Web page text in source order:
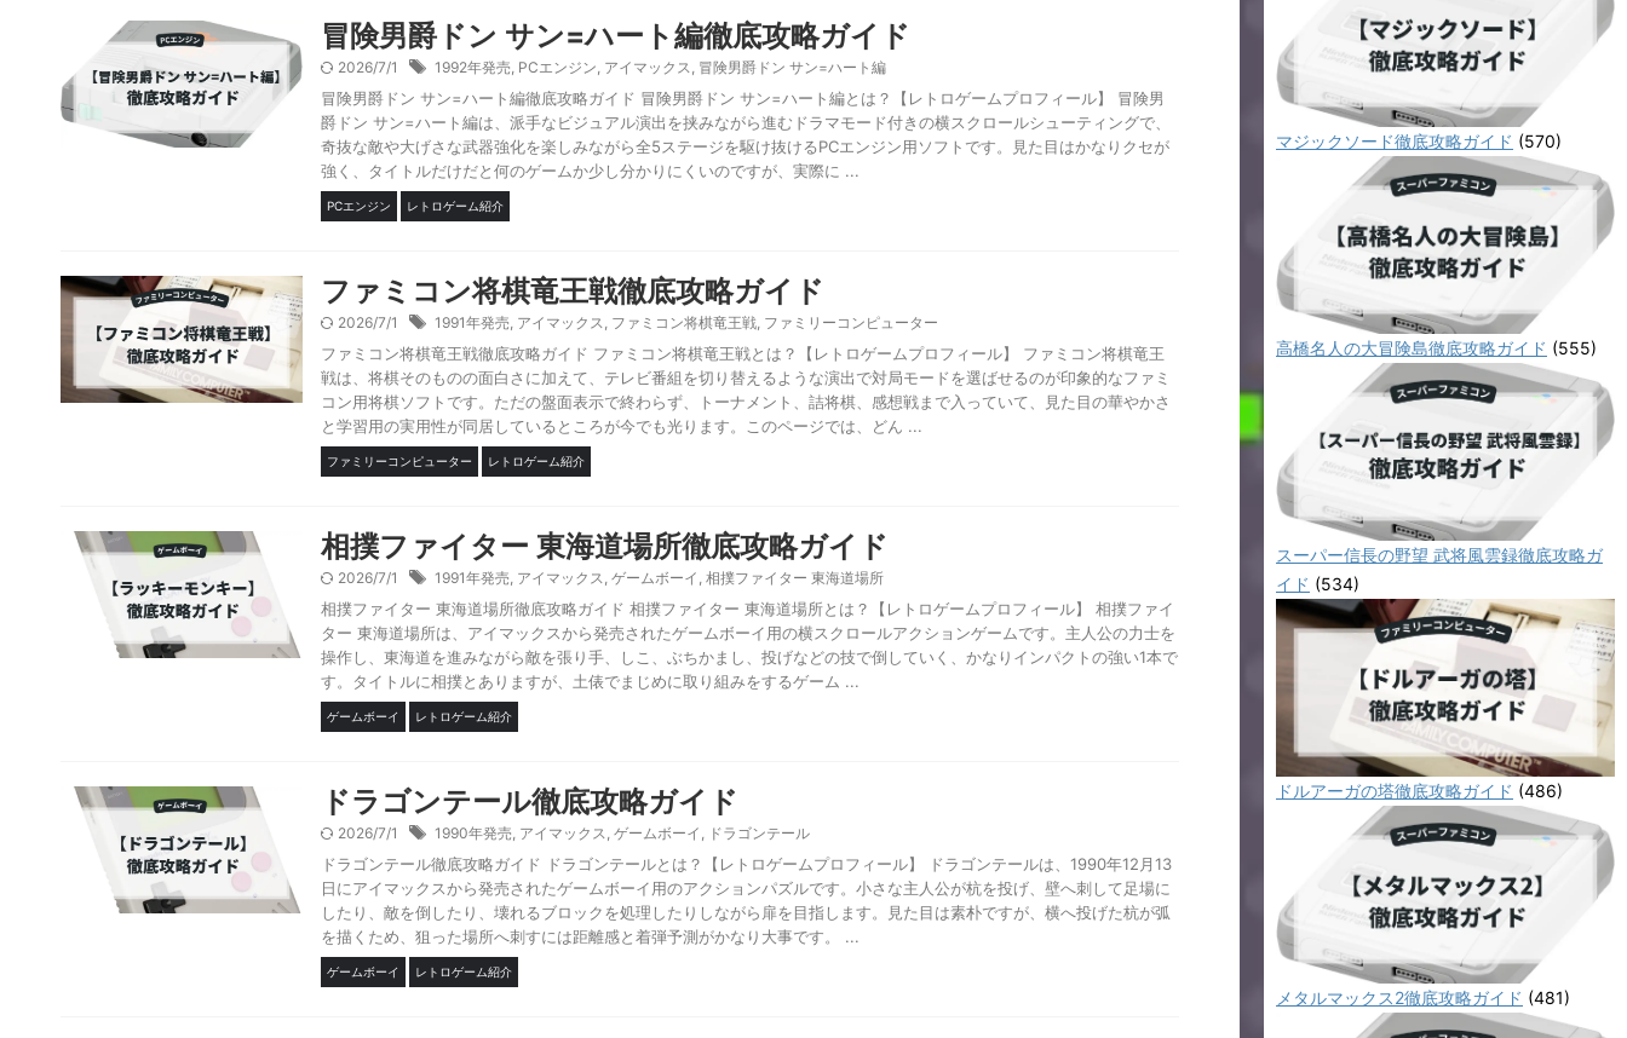
冒険男爵ドン サン=ハート編徹底攻略ガイド
2026/7/1 1992年発売, PCエンジン, アイマックス, 冒険男爵ドン サン=ハート編
冒険男爵ドン サン=ハート編徹底攻略ガイド 冒険男爵ドン サン=ハート編とは？【レトロゲームプロフィール】 冒険男
爵ドン サン=ハート編は、派手なビジュアル演出を挟みながら進むドラマモード付きの横スクロールシューティングで、
奇抜な敵や大げさな武器強化を楽しみながら全5ステージを駆け抜けるPCエンジン用ソフトです。見た目はかなりクセが
強く、タイトルだけだと何のゲームか少し分かりにくいのですが、実際に ...
PCエンジン レトロゲーム紹介
ファミコン将棋竜王戦徹底攻略ガイド
2026/7/1 1991年発売, アイマックス, ファミコン将棋竜王戦, ファミリーコンピューター
ファミコン将棋竜王戦徹底攻略ガイド ファミコン将棋竜王戦とは？【レトロゲームプロフィール】 ファミコン将棋竜王
戦は、将棋そのものの面白さに加えて、テレビ番組を切り替えるような演出で対局モードを選ばせるのが印象的なファミ
コン用将棋ソフトです。ただの盤面表示で終わらず、トーナメント、詰将棋、感想戦まで入っていて、見た目の華やかさ
と学習用の実用性が同居しているところが今でも光ります。このページでは、どん ...
ファミリーコンピューター レトロゲーム紹介
相撲ファイター 東海道場所徹底攻略ガイド
2026/7/1 1991年発売, アイマックス, ゲームボーイ , 相撲ファイター 東海道場所
相撲ファイター 東海道場所徹底攻略ガイド 相撲ファイター 東海道場所とは？【レトロゲームプロフィール】 相撲ファイ
ター 東海道場所は、アイマックスから発売されたゲームボーイ用の横スクロールアクションゲームです。主人公の力士を
操作し、東海道を進みながら敵を張り手、しこ、ぶちかまし、投げなどの技で倒していく、かなりインパクトの強い1本で
す。タイトルに相撲とありますが、土俵でまじめに取り組みをするゲーム ...
ゲームボーイ レトロゲーム紹介
ドラゴンテール徹底攻略ガイド
2026/7/1 1990年発売, アイマックス, ゲームボーイ , ドラゴンテール
ドラゴンテール徹底攻略ガイド ドラゴンテールとは？【レトロゲームプロフィール】 ドラゴンテールは、1990年12月13
日にアイマックスから発売されたゲームボーイ用のアクションパズルです。小さな主人公が杭を投げ、壁へ刺して足場に
したり、敵を倒したり、壊れるブロックを処理したりしながら扉を目指します。見た目は素朴ですが、横へ投げた杭が弧
を描くため、狙った場所へ刺すには距離感と着弾予測がかなり大事です。 ...
ゲームボーイ レトロゲーム紹介
マジックソード徹底攻略ガイド (570)
高橋名人の大冒険島徹底攻略ガイド (555)
スーパー信長の野望 武将風雲録徹底攻略ガ
イド (534)
ドルアーガの塔徹底攻略ガイド (486)
メタルマックス2徹底攻略ガイド (481)